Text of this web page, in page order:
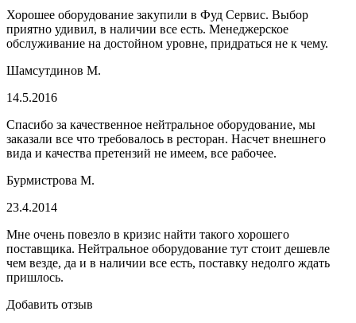
Хорошее оборудование закупили в Фуд Сервис. Выбор
приятно удивил, в наличии все есть. Менеджерское
обслуживание на достойном уровне, придраться не к чему.
Шамсутдинов М.
14.5.2016
Спасибо за качественное нейтральное оборудование, мы
заказали все что требовалось в ресторан. Насчет внешнего
вида и качества претензий не имеем, все рабочее.
Бурмистрова М.
23.4.2014
Мне очень повезло в кризис найти такого хорошего
поставщика. Нейтральное оборудование тут стоит дешевле
чем везде, да и в наличии все есть, поставку недолго ждать
пришлось.
Добавить отзыв